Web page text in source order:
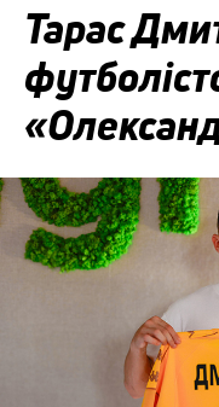
Тарас